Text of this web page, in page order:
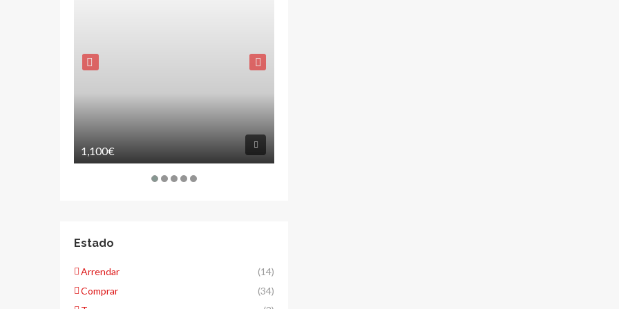
1,100€
Estado
Arrendar
(14)
Comprar
(34)